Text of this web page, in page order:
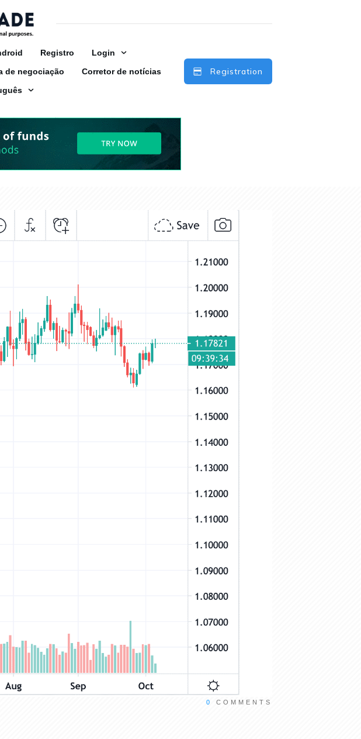
Registro
Login
de negociação
Corretor de notícias
Registration
0 COMMENTS